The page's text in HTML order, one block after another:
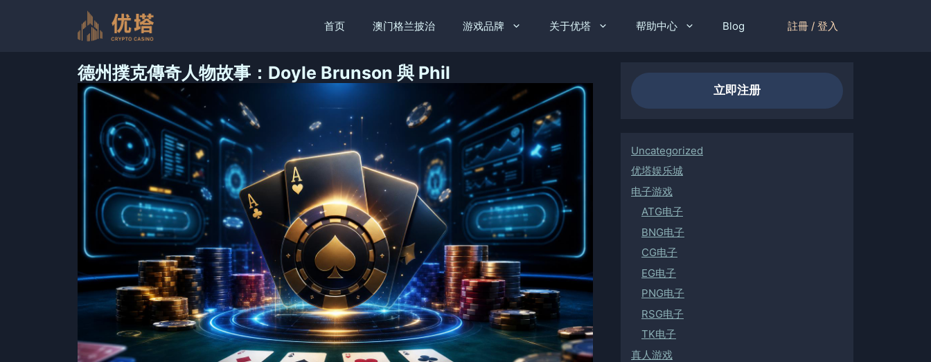
首页 澳门格兰披治 游戏品牌 关于优塔 帮助中心 Blog 註冊 / 登入
德州撲克傳奇人物故事：Doyle Brunson 與 Phil
立即注册
Uncategorized
优塔娱乐城
电子游戏
ATG电子
BNG电子
CG电子
EG电子
PNG电子
RSG电子
TK电子
真人游戏